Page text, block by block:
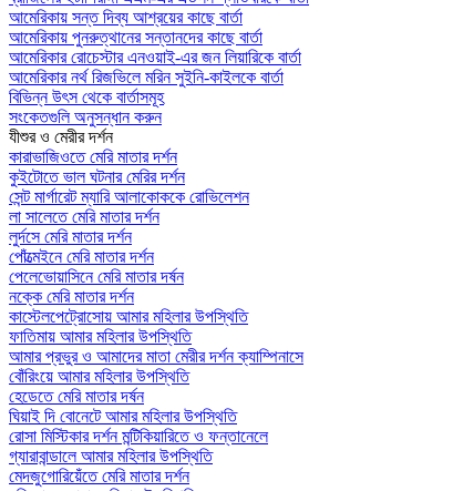
আমেরিকায় সন্ত দিব্য আশ্রয়ের কাছে বার্তা
আমেরিকায় পুনরুত্থানের সন্তানদের কাছে বার্তা
আমেরিকার রোচেস্টার এনওয়াই-এর জন লিয়ারিকে বার্তা
আমেরিকার নর্থ রিজভিলে মরিন সুইনি-কাইলকে বার্তা
বিভিন্ন উৎস থেকে বার্তাসমূহ
সংকেতগুলি অনুসন্ধান করুন
যীশুর ও মেরীর দর্শন
কারাভাজিওতে মেরি মাতার দর্শন
কুইটোতে ভাল ঘটনার মেরির দর্শন
সেন্ট মার্গারেট ম্যারি আলাকোককে রোভিলেশন
লা সালেতে মেরি মাতার দর্শন
লুর্দসে মেরি মাতার দর্শন
পোঁত্মেইনে মেরি মাতার দর্শন
পেলেভোয়াসিনে মেরি মাতার দর্ষন
নক্কে মেরি মাতার দর্শন
কাস্টেলপেট্রোসোয় আমার মহিলার উপস্থিতি
ফাতিমায় আমার মহিলার উপস্থিতি
আমার প্রভুর ও আমাদের মাতা মেরীর দর্শন ক্যাম্পিনাসে
বোঁরিংয়ে আমার মহিলার উপস্থিতি
হেডেতে মেরি মাতার দর্ষন
ঘিয়াই দি বোনেটে আমার মহিলার উপস্থিতি
রোসা মিস্টিকার দর্শন মন্টিকিয়ারিতে ও ফন্তানেলে
গ্যারাবান্ডালে আমার মহিলার উপস্থিতি
মেদজুগোরিয়েঁতে মেরি মাতার দর্শন